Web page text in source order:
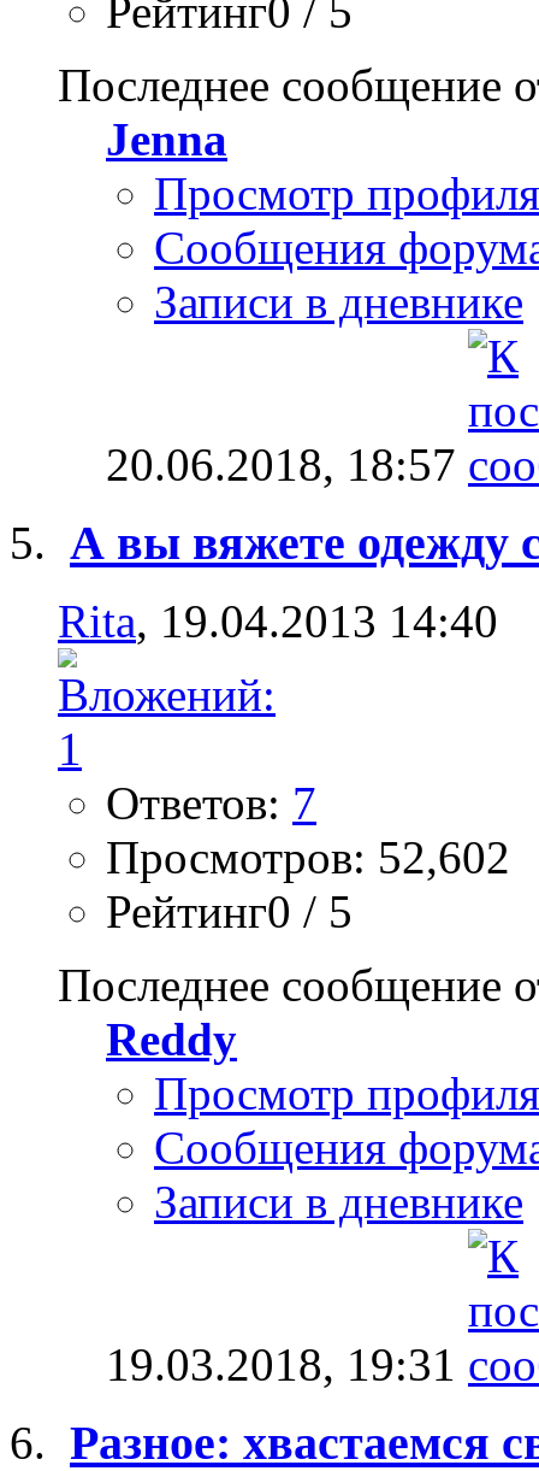
Рейтинг0 / 5
Последнее сообщение
Jenna
Просмотр профиля
Сообщения
Записи в дневнике
20.06.2018, 18:57
А вы вяжете одежду
Rita, 19.04.2013 14:40
Ответов: 7
Просмотров: 52,602
Рейтинг0 / 5
Последнее сообщение
Reddy
Просмотр профиля
Сообщения
Записи в дневнике
19.03.2018, 19:31
Разное: хвастаемся